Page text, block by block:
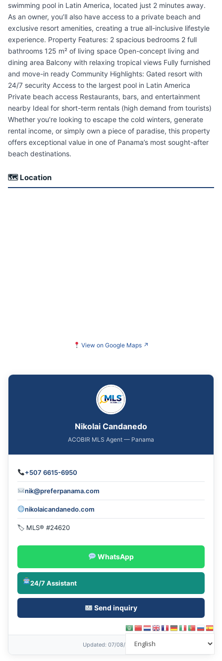
swimming pool in Latin America, located just 2 minutes away.
As an owner, you’ll also have access to a private beach and
exclusive resort amenities, creating a true all-inclusive lifestyle
experience. Property Features: 2 spacious bedrooms 2 full
bathrooms 125 m² of living space Open-concept living and
dining area Balcony with relaxing tropical views Fully furnished
and move-in ready Community Highlights: Gated resort with
24/7 security Access to the largest pool in Latin America
Private beach access Restaurants, bars, and entertainment
nearby Ideal for short-term rentals (high demand from tourists)
Whether you’re looking to escape the cold winters, generate
rental income, or simply own a piece of paradise, this property
offers exceptional value in one of Panama’s most sought-after
beach destinations.
🗺 Location
View on Google Maps ↗
Nikolai Candanedo
ACOBIR MLS Agent — Panama
+507 6615-6950
nik@preferpanama.com
nikolaicandanedo.com
🏷 MLS® #24620
WhatsApp
24/7 Assistant
Send inquiry
Updated: 07/08/2026